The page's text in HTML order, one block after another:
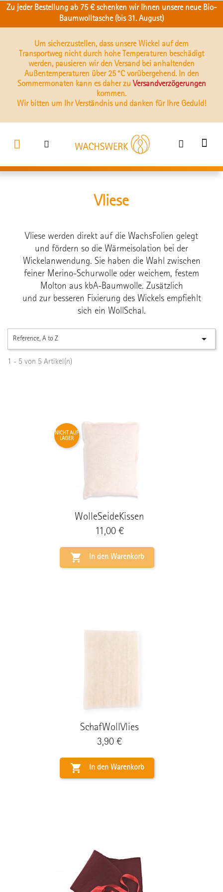
Zu jeder Bestellung ab 75 € schenken wir Ihnen unsere neue Bio-
Baumwolltasche (bis 31. August)
Um sicherzustellen, dass unsere Wickel auf dem
Transportweg nicht durch hohe Temperaturen beschädigt
werden, pausieren wir den Versand bei anhaltenden
Außentemperaturen über 25 °C vorübergehend. In den
Sommermonaten kann es daher zu Versandverzögerungen
kommen.
Wir bitten um Ihr Verständnis und danken für Ihre Geduld!
Vliese
Vliese werden direkt auf die WachsFolien gelegt
und fördern so die Wärmeisolation bei der
Wickelanwendung. Sie haben die Wahl zwischen
feiner Merino-Schurwolle oder weichem, festem
Molton aus kbA-Baumwolle. Zusätzlich
und zur besseren Fixierung des Wickels empfiehlt
sich ein WollSchal.
Reference, A to Z 
1 - 5 von 5 Artikel(n)
WolleSeideKissen
Preis
11,00 €
 In den Warenkorb
NICHT AUF
LAGER
SchafWollVlies
Preis
3,90 €
 In den Warenkorb